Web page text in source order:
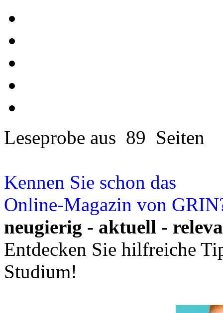
Leseprobe aus 89 Seiten
Kennen Sie schon das
Online-Magazin von
neugierig - aktuell -
Entdecken Sie hilfreiche
Studium!